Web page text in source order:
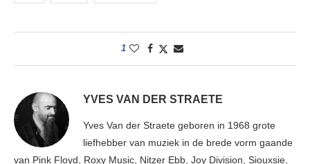
1
YVES VAN DER STRAETE
Yves Van der Straete geboren in 1968 grote
liefhebber van muziek in de brede vorm gaande
van Pink Floyd, Roxy Music, Nitzer Ebb, Joy Division, Siouxsie,